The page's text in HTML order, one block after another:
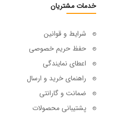
خدمات مشتریان
شرایط و قوانین
حفظ حریم خصوصی
اعطای نمایندگی
راهنمای خرید و ارسال
ضمانت و گارانتی
پشتیبانی محصولات